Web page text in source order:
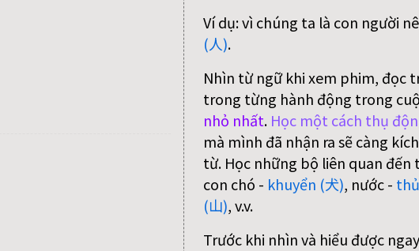
Ví dụ: vì chúng ta là con người
(人).
Nhìn từ ngữ khi xem phim, đọc
trong từng hành động trong
nhỏ nhất. Học một cách thụ
mà mình đã nhận ra sẽ càng
từ. Học những bộ liên quan
con chó - khuyển (犬), nước -
(山), v.v.
Trước khi nhìn và hiểu được